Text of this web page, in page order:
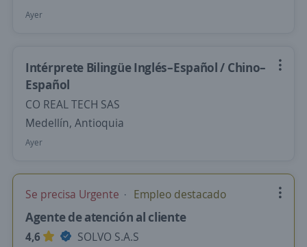
Ayer
Intérprete Bilingüe Inglés–Español / Chino–
Español
CO REAL TECH SAS
Medellín, Antioquia
Ayer
Se precisa Urgente Empleo destacado
Agente de atención al cliente
4,6
SOLVO S.A.S